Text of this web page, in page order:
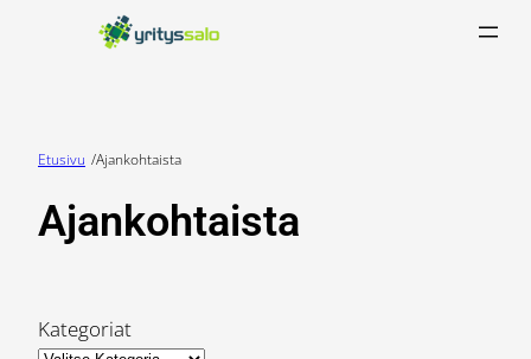
Etusivu /Ajankohtaista
Ajankohtaista
Kategoriat